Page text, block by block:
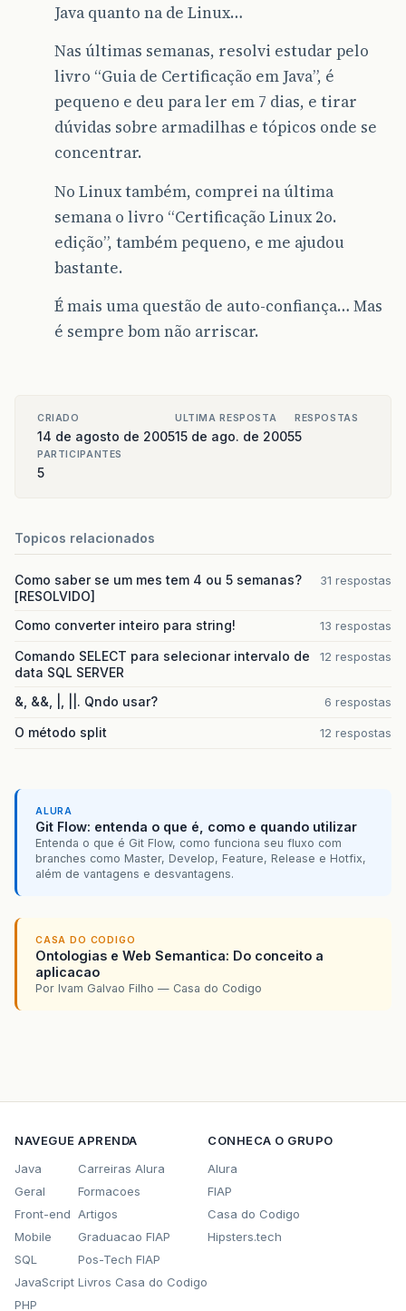
Java quanto na de Linux…
Nas últimas semanas, resolvi estudar pelo
livro “Guia de Certificação em Java”, é
pequeno e deu para ler em 7 dias, e tirar
dúvidas sobre armadilhas e tópicos onde se
concentrar.
No Linux também, comprei na última
semana o livro “Certificação Linux 2o.
edição”, também pequeno, e me ajudou
bastante.
É mais uma questão de auto-confiança… Mas
é sempre bom não arriscar.
CRIADO
14 de agosto de 2005
ULTIMA RESPOSTA
15 de ago. de 2005
RESPOSTAS
5
PARTICIPANTES
5
Topicos relacionados
Como saber se um mes tem 4 ou 5 semanas?
[RESOLVIDO]
31 respostas
Como converter inteiro para string! 13 respostas
Comando SELECT para selecionar intervalo de
data SQL SERVER
12 respostas
&, &&, |, ||. Qndo usar? 6 respostas
O método split 12 respostas
ALURA
Git Flow: entenda o que é, como e quando utilizar
Entenda o que é Git Flow, como funciona seu fluxo com
branches como Master, Develop, Feature, Release e Hotfix,
além de vantagens e desvantagens.
CASA DO CODIGO
Ontologias e Web Semantica: Do conceito a
aplicacao
Por Ivam Galvao Filho — Casa do Codigo
NAVEGUE
Java
Geral
Front-end
Mobile
SQL
JavaScript
PHP
APRENDA
Carreiras Alura
Formacoes
Artigos
Graduacao FIAP
Pos-Tech FIAP
Livros Casa do Codigo
CONHECA O GRUPO
Alura
FIAP
Casa do Codigo
Hipsters.tech